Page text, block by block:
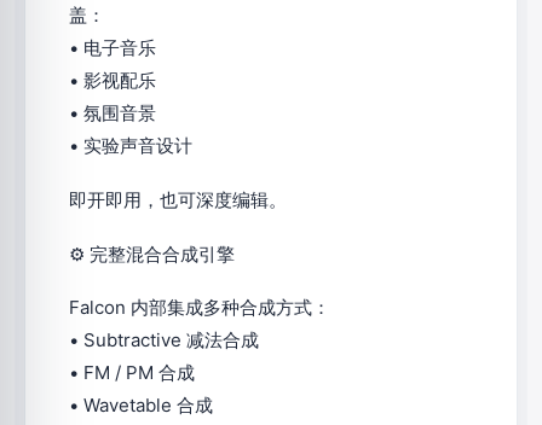
盖：
• 电子音乐
• 影视配乐
• 氛围音景
• 实验声音设计
即开即用，也可深度编辑。
⚙ 完整混合合成引擎
Falcon 内部集成多种合成方式：
• Subtractive 减法合成
• FM / PM 合成
• Wavetable 合成